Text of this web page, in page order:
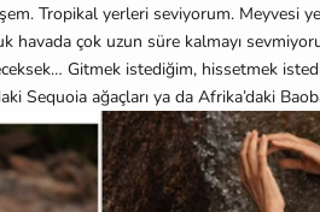
Tropikal yerleri seviyorum. Meyvesi
havada çok uzun süre kalmayı
Gitmek istediğim, hissetmek
Sequoia ağaçları ya da Afrika’daki